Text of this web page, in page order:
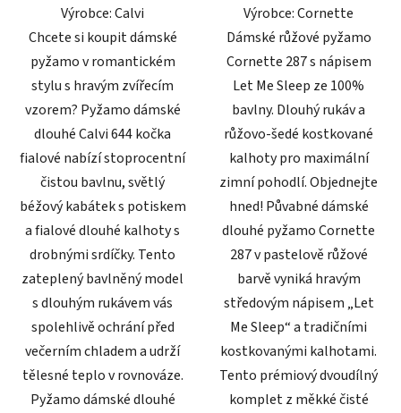
hvězdiček.
Výrobce: Calvi
Chcete si koupit dámské
pyžamo v romantickém
stylu s hravým zvířecím
vzorem? Pyžamo dámské
dlouhé Calvi 644 kočka
fialové nabízí stoprocentní
čistou bavlnu, světlý
béžový kabátek s potiskem
a fialové dlouhé kalhoty s
drobnými srdíčky. Tento
zateplený bavlněný model
s dlouhým rukávem vás
spolehlivě ochrání před
večerním chladem a udrží
tělesné teplo v rovnováze.
Pyžamo dámské dlouhé
hvězdiček.
Výrobce: Cornette
Dámské růžové pyžamo
Cornette 287 s nápisem
Let Me Sleep ze 100%
bavlny. Dlouhý rukáv a
růžovo-šedé kostkované
kalhoty pro maximální
zimní pohodlí. Objednejte
hned! Půvabné dámské
dlouhé pyžamo Cornette
287 v pastelově růžové
barvě vyniká hravým
středovým nápisem „Let
Me Sleep“ a tradičními
kostkovanými kalhotami.
Tento prémiový dvoudílný
komplet z měkké čisté